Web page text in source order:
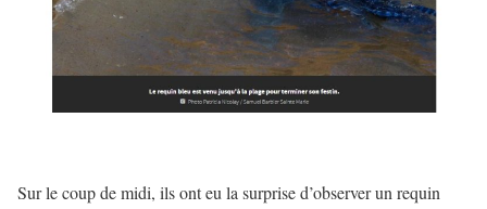
Sur le coup de midi, ils ont eu la surprise d’observer un requin